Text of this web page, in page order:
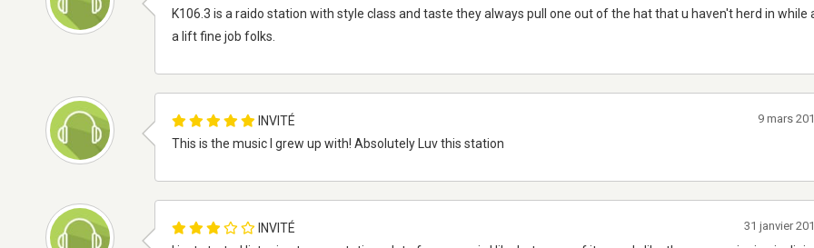
K106.3 is a raido station with style class and taste they always pull one out of the hat that u haven't herd in while
a lift fine job folks.
INVITÉ
This is the music I grew up with! Absolutely Luv this station
9 mars
INVITÉ
31 janvier